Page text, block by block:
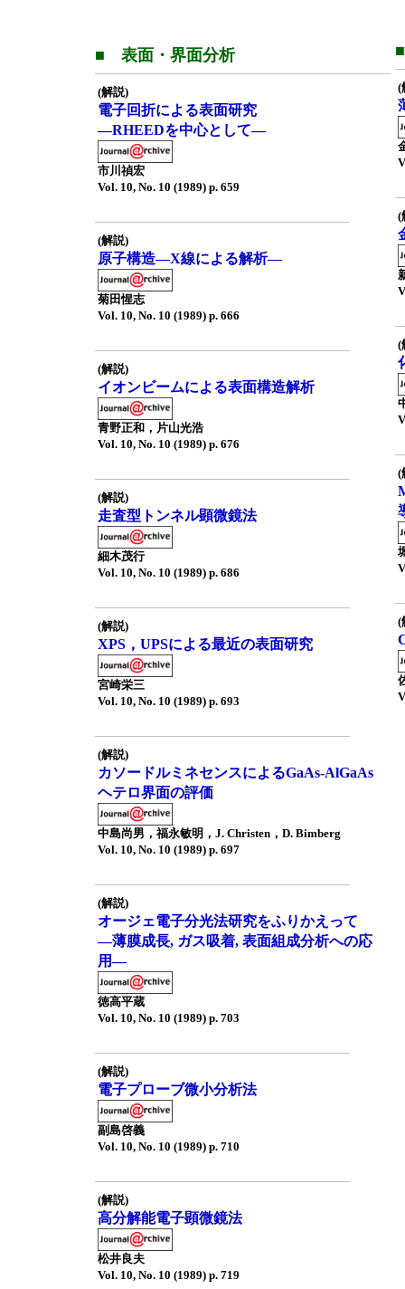
■ 表面・界面分析
(解説)
電子回折による表面研究
—RHEEDを中心として—
市川禎宏
Vol. 10, No. 10 (1989) p. 659
(解説)
原子構造—X線による解析—
菊田惺志
Vol. 10, No. 10 (1989) p. 666
(解説)
イオンビームによる表面構造解析
青野正和，片山光浩
Vol. 10, No. 10 (1989) p. 676
(解説)
走査型トンネル顕微鏡法
細木茂行
Vol. 10, No. 10 (1989) p. 686
(解説)
XPS，UPSによる最近の表面研究
宮崎栄三
Vol. 10, No. 10 (1989) p. 693
(解説)
カソードルミネセンスによるGaAs-AlGaAs
ヘテロ界面の評価
中島尚男，福永敏明，J. Christen，D. Bimberg
Vol. 10, No. 10 (1989) p. 697
(解説)
オージェ電子分光法研究をふりかえって
—薄膜成長, ガス吸着, 表面組成分析への応
用—
徳高平蔵
Vol. 10, No. 10 (1989) p. 703
(解説)
電子プローブ微小分析法
副島啓義
Vol. 10, No. 10 (1989) p. 710
(解説)
高分解能電子顕微鏡法
松井良夫
Vol. 10, No. 10 (1989) p. 719
(
(
(
(
(